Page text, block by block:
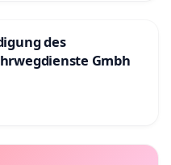
des
Gmbh